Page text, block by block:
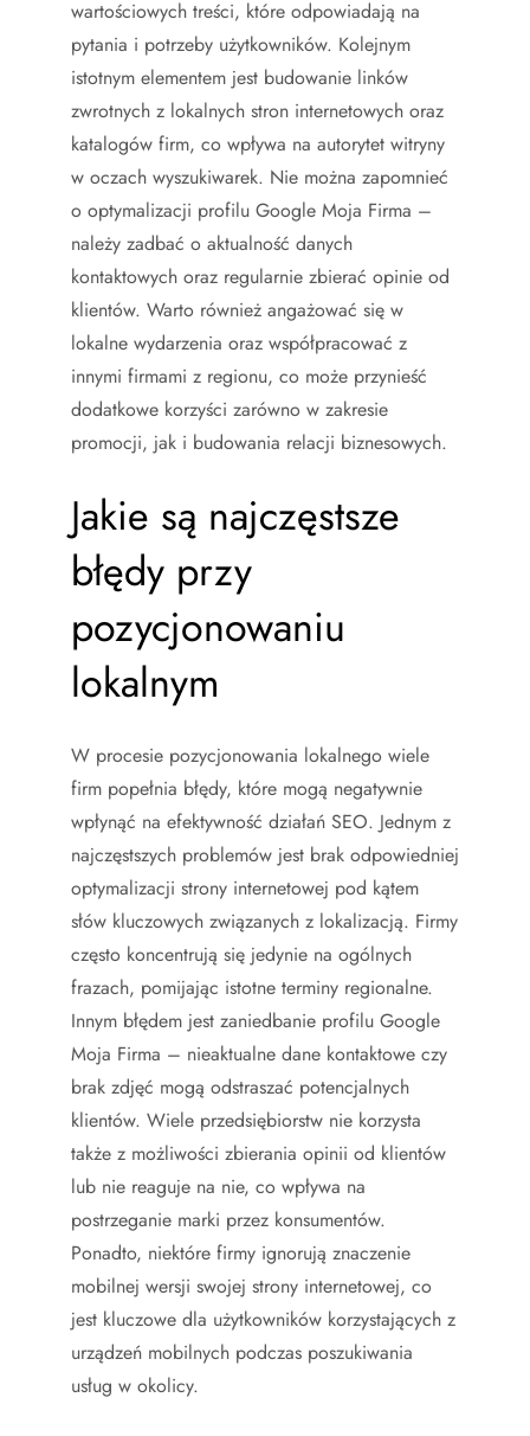
wartościowych treści, które odpowiadają na
pytania i potrzeby użytkowników. Kolejnym
istotnym elementem jest budowanie linków
zwrotnych z lokalnych stron internetowych oraz
katalogów firm, co wpływa na autorytet witryny
w oczach wyszukiwarek. Nie można zapomnieć
o optymalizacji profilu Google Moja Firma –
należy zadbać o aktualność danych
kontaktowych oraz regularnie zbierać opinie od
klientów. Warto również angażować się w
lokalne wydarzenia oraz współpracować z
innymi firmami z regionu, co może przynieść
dodatkowe korzyści zarówno w zakresie
promocji, jak i budowania relacji biznesowych.
Jakie są najczęstsze
błędy przy
pozycjonowaniu
lokalnym
W procesie pozycjonowania lokalnego wiele
firm popełnia błędy, które mogą negatywnie
wpłynąć na efektywność działań SEO. Jednym z
najczęstszych problemów jest brak odpowiedniej
optymalizacji strony internetowej pod kątem
słów kluczowych związanych z lokalizacją. Firmy
często koncentrują się jedynie na ogólnych
frazach, pomijając istotne terminy regionalne.
Innym błędem jest zaniedbanie profilu Google
Moja Firma – nieaktualne dane kontaktowe czy
brak zdjęć mogą odstraszać potencjalnych
klientów. Wiele przedsiębiorstw nie korzysta
także z możliwości zbierania opinii od klientów
lub nie reaguje na nie, co wpływa na
postrzeganie marki przez konsumentów.
Ponadto, niektóre firmy ignorują znaczenie
mobilnej wersji swojej strony internetowej, co
jest kluczowe dla użytkowników korzystających z
urządzeń mobilnych podczas poszukiwania
usług w okolicy.